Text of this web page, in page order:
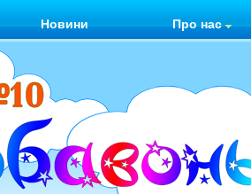
Новини Про нас